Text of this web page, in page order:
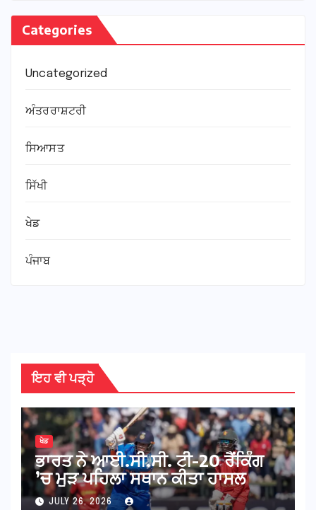
Categories
Uncategorized
ਅੰਤਰਰਾਸ਼ਟਰੀ
ਸਿਆਸਤ
ਸਿੱਖੀ
ਖੇਡ
ਪੰਜਾਬ
ਇਹ ਵੀ ਪੜ੍ਹੋ
ਖੇਡ
ਭਾਰਤ ਨੇ ਆਈ.ਸੀ.ਸੀ. ਟੀ-20 ਰੈਂਕਿੰਗ
’ਚ ਮੁੜ ਪਹਿਲਾ ਸਥਾਨ ਕੀਤਾ ਹਾਸਲ
JULY 26, 2026